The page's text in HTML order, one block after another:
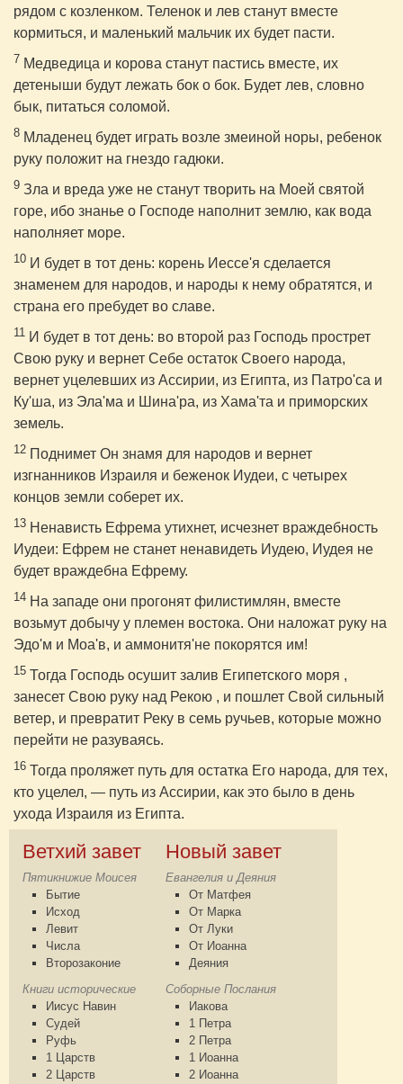
рядом с козленком. Теленок и лев станут вместе
кормиться, и маленький мальчик их будет пасти.
7 Медведица и корова станут пастись вместе, их
детеныши будут лежать бок о бок. Будет лев, словно
бык, питаться соломой.
8 Младенец будет играть возле змеиной норы, ребенок
руку положит на гнездо гадюки.
9 Зла и вреда уже не станут творить на Моей святой
горе, ибо знанье о Господе наполнит землю, как вода
наполняет море.
10 И будет в тот день: корень Иессе'я сделается
знаменем для народов, и народы к нему обратятся, и
страна его пребудет во славе.
11 И будет в тот день: во второй раз Господь прострет
Свою руку и вернет Себе остаток Своего народа,
вернет уцелевших из Ассирии, из Египта, из Патро'са и
Ку'ша, из Эла'ма и Шина'ра, из Хама'та и приморских
земель.
12 Поднимет Он знамя для народов и вернет
изгнанников Израиля и беженок Иудеи, с четырех
концов земли соберет их.
13 Ненависть Ефрема утихнет, исчезнет враждебность
Иудеи: Ефрем не станет ненавидеть Иудею, Иудея не
будет враждебна Ефрему.
14 На западе они прогонят филистимлян, вместе
возьмут добычу у племен востока. Они наложат руку на
Эдо'м и Моа'в, и аммонитя'не покорятся им!
15 Тогда Господь осушит залив Египетского моря ,
занесет Свою руку над Рекою , и пошлет Свой сильный
ветер, и превратит Реку в семь ручьев, которые можно
перейти не разуваясь.
16 Тогда проляжет путь для остатка Его народа, для тех,
кто уцелел, — путь из Ассирии, как это было в день
ухода Израиля из Египта.
Ветхий завет
Пятикнижие Моисея
Бытие
Исход
Левит
Числа
Второзаконие
Книги исторические
Иисус Навин
Судей
Руфь
1 Царств
2 Царств
Новый завет
Евангелия и Деяния
От Матфея
От Марка
От Луки
От Иоанна
Деяния
Соборные Послания
Иакова
1 Петра
2 Петра
1 Иоанна
2 Иоанна